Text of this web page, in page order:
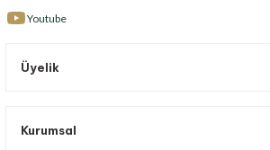
Youtube
Üyelik
Kurumsal